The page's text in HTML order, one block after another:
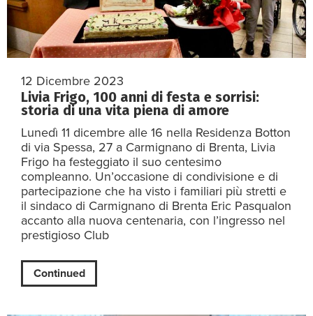
12 Dicembre 2023
Livia Frigo, 100 anni di festa e sorrisi:
storia di una vita piena di amore
Lunedì 11 dicembre alle 16 nella Residenza Botton
di via Spessa, 27 a Carmignano di Brenta, Livia
Frigo ha festeggiato il suo centesimo
compleanno. Un’occasione di condivisione e di
partecipazione che ha visto i familiari più stretti e
il sindaco di Carmignano di Brenta Eric Pasqualon
accanto alla nuova centenaria, con l’ingresso nel
prestigioso Club
Continued